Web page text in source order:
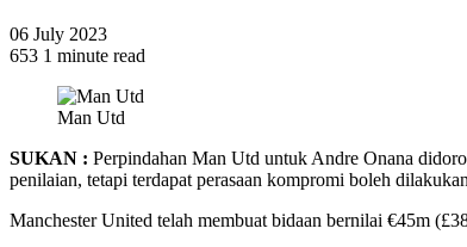
06 July 2023
653 1 minute read
Man Utd
SUKAN : Perpindahan Man Utd untuk Andre Onana
penilaian, tetapi terdapat perasaan kompromi boleh
Manchester United telah membuat bidaan bernilai €45m